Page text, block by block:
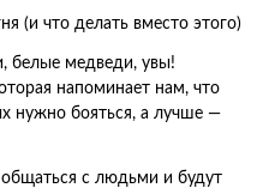
белые медведи, увы!
напоминает нам, что
нужно бояться, а лучше —
с людьми и будут